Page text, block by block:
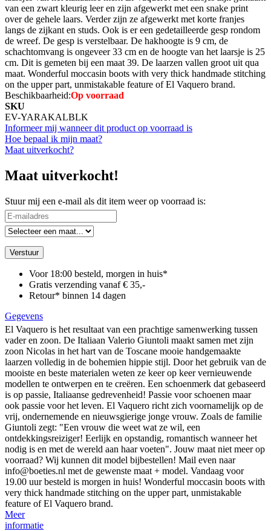
van een zwart kleurig leer en zijn afgewerkt met een snake print
over de gehele laars. Verder zijn ze afgewerkt met korte franjes
langs de zijkant en studs. Ook is er een gedetailleerde gesp rondom
de wreef. De gesp is verstelbaar. De hakhoogte is 9 cm, de
schachtomvang is ongeveer 33 cm en de hoogte van het laarsje is 25
cm. Dit is gemeten bij een maat 39. De laarzen vallen groot uit qua
maat. Wonderful moccasin boots with very thick handmade stitching
on the upper part, unmistakable feature of El Vaquero brand.
Beschikbaarheid:Op voorraad
SKU
EV-YARAKALBLK
Informeer mij wanneer dit product op voorraad is
Hoe bepaal ik mijn maat?
Maat uitverkocht?
Maat uitverkocht!
Stuur mij een e-mail als dit item weer op voorraad is:
Verstuur
Voor 18:00 besteld, morgen in huis*
Gratis verzending vanaf € 35,-
Retour* binnen 14 dagen
Gegevens
El Vaquero is het resultaat van een prachtige samenwerking tussen
vader en zoon. De Italiaan Valerio Giuntoli maakt samen met zijn
zoon Nicolas in het hart van de Toscane mooie handgemaakte
laarzen volledig in de bohemien hippie stijl. Door het gebruik van de
mooiste en beste materialen weten ze keer op keer vernieuwende
modellen te ontwerpen en te creëren. Een schoenmerk dat gebaseerd
is op passie, Italiaanse gedrevenheid! Passie voor schoenen maar
ook passie voor het leven. El Vaquero richt zich voornamelijk op de
vrij, ondernemende en nieuwsgierige jonge vrouw. Zoals de familie
Giuntoli zegt: "Een vrouw die weet wat ze wil, een
ontdekkingsreiziger! Eerlijk en opstandig, romantisch wanneer het
nodig is en met de wereld aan haar voeten". Jouw maat niet meer op
voorraad? Wij kunnen dit model bijbestellen! Mail even naar
info@boeties.nl met de gewenste maat + model. Vandaag voor
19.00 uur besteld is morgen in huis! Wonderful moccasin boots with
very thick handmade stitching on the upper part, unmistakable
feature of El Vaquero brand.
Meer
informatie